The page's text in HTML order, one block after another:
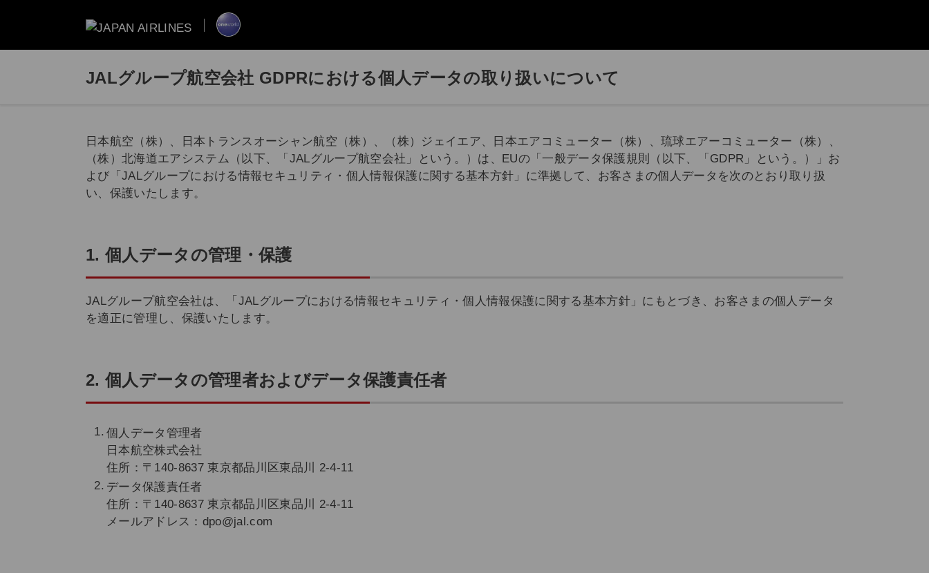
JALグループ航空会社 GDPRにおける個人データの取り扱いについて
日本航空（株）、日本トランスオーシャン航空（株）、（株）ジェイエア、日本エアコミューター（株）、琉球エアーコミューター（株）、
（株）北海道エアシステム（以下、「JALグループ航空会社」という。）は、EUの「一般データ保護規則（以下、「GDPR」という。）」お
よび「JALグループにおける情報セキュリティ・個人情報保護に関する基本方針」に準拠して、お客さまの個人データを次のとおり取り扱
い、保護いたします。
1. 個人データの管理・保護
JALグループ航空会社は、「JALグループにおける情報セキュリティ・個人情報保護に関する基本方針」にもとづき、お客さまの個人データ
を適正に管理し、保護いたします。
2. 個人データの管理者およびデータ保護責任者
個人データ管理者
日本航空株式会社
住所：〒140-8637 東京都品川区東品川 2-4-11
データ保護責任者
住所：〒140-8637 東京都品川区東品川 2-4-11
メールアドレス：dpo@jal.com